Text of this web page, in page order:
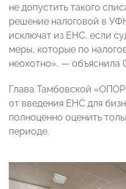
не допустить такого
решение налоговой в
исключат из ЕНС, если
меры, которые по
неохотно», — объяснила
Глава Тамбовской
от введения ЕНС для
полноценно оценить
периоде.